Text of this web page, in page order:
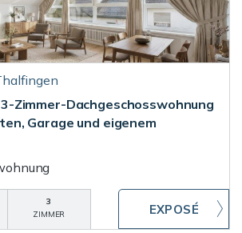
Zimmer-Dachgeschosswohnung
Garage und eigenem
3
ZIMMER